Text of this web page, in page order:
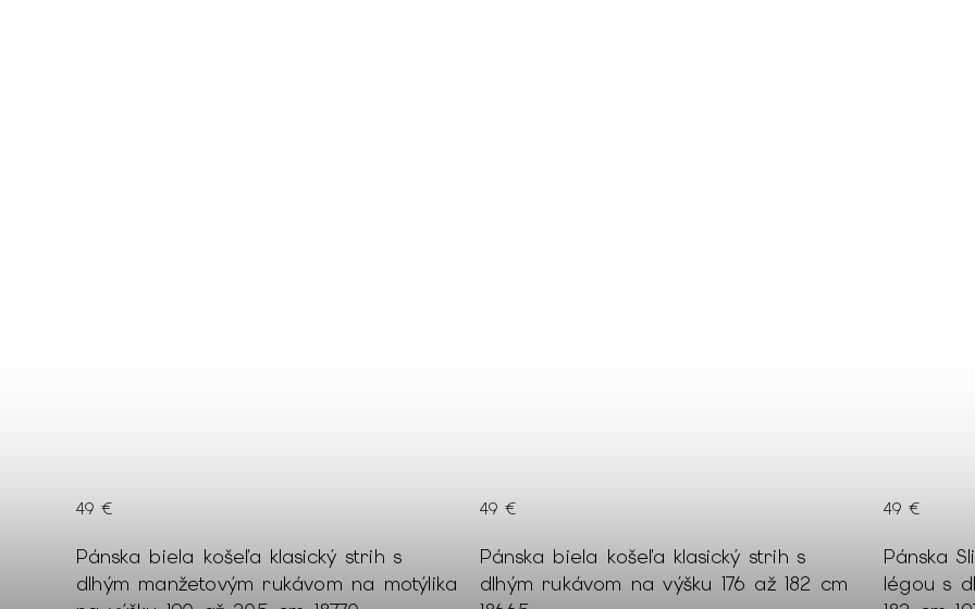
Pánska biela košeľa klasický strih s
dlhým rukávom na výšku 176 až 182 cm
49 €
Pánska Slim fit biela košeľa so skrytou
légou s dlhým rukávom na výšku 176 až
49 €
Pánske
Skladom
139 €